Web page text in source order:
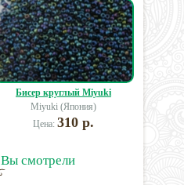
Бисер круглый Miyuki
Miyuki (Япония)
Цена: 310 р.
Вы смотрели